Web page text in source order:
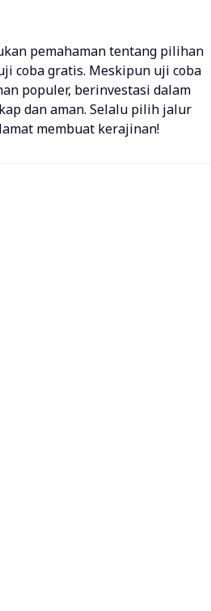
pemahaman tentang pilihan
coba gratis. Meskipun uji coba
populer, berinvestasi dalam
dan aman. Selalu pilih jalur
membuat kerajinan!